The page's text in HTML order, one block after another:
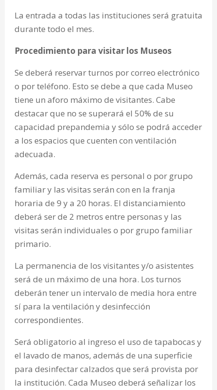
La entrada a todas las instituciones será gratuita
durante todo el mes.
Procedimiento para visitar los Museos
Se deberá reservar turnos por correo electrónico
o por teléfono. Esto se debe a que cada Museo
tiene un aforo máximo de visitantes. Cabe
destacar que no se superará el 50% de su
capacidad prepandemia y sólo se podrá acceder
a los espacios que cuenten con ventilación
adecuada.
Además, cada reserva es personal o por grupo
familiar y las visitas serán con en la franja
horaria de 9 y a 20 horas. El distanciamiento
deberá ser de 2 metros entre personas y las
visitas serán individuales o por grupo familiar
primario.
La permanencia de los visitantes y/o asistentes
será de un máximo de una hora. Los turnos
deberán tener un intervalo de media hora entre
sí para la ventilación y desinfección
correspondientes.
Será obligatorio al ingreso el uso de tapabocas y
el lavado de manos, además de una superficie
para desinfectar calzados que será provista por
la institución. Cada Museo deberá señalizar los